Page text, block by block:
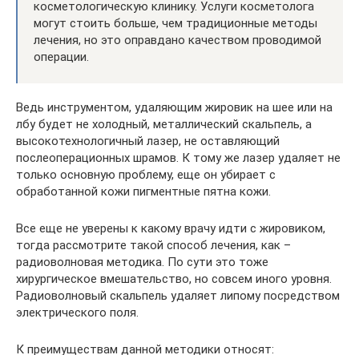
косметологическую клинику. Услуги косметолога
могут стоить больше, чем традиционные методы
лечения, но это оправдано качеством проводимой
операции.
Ведь инструментом, удаляющим жировик на шее или на
лбу будет не холодный, металлический скальпель, а
высокотехнологичный лазер, не оставляющий
послеоперационных шрамов. К тому же лазер удаляет не
только основную проблему, еще он убирает с
обработанной кожи пигментные пятна кожи.
Все еще не уверены к какому врачу идти с жировиком,
тогда рассмотрите такой способ лечения, как –
радиоволновая методика. По сути это тоже
хирургическое вмешательство, но совсем иного уровня.
Радиоволновый скальпель удаляет липому посредством
электрического поля.
К преимуществам данной методики относят: